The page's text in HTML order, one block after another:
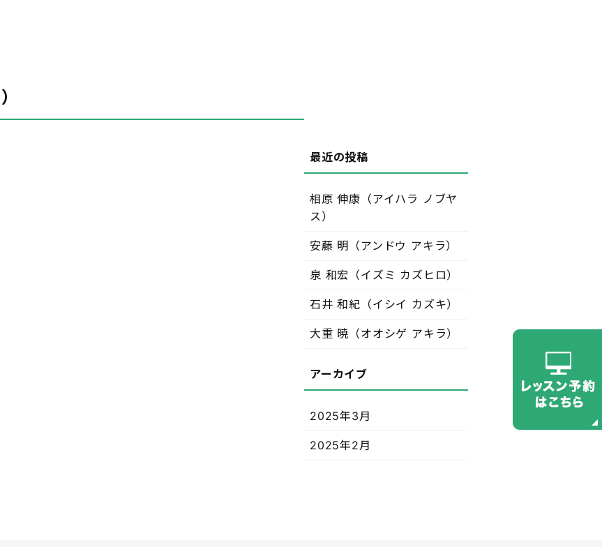
相原 伸康（アイハラ ノブヤ
ス）
安藤 明（アンドウ アキラ）
泉 和宏（イズミ カズヒロ）
石井 和紀（イシイ カズキ）
大重 暁（オオシゲ アキラ）
2025年3月
2025年2月